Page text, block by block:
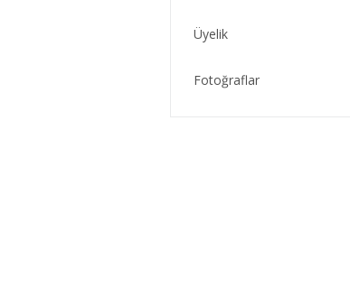
Üyelik
Fotoğraflar